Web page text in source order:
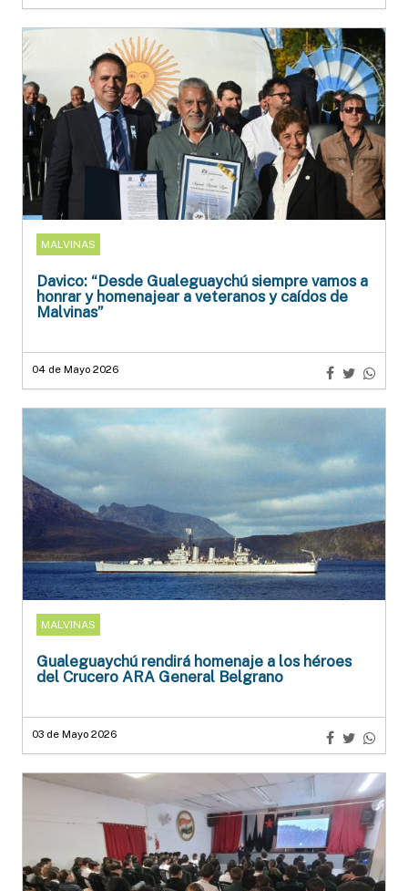
MALVINAS
Davico: “Desde Gualeguaychú siempre vamos a
honrar y homenajear a veteranos y caídos de
Malvinas”
04 de Mayo 2026
MALVINAS
Gualeguaychú rendirá homenaje a los héroes
del Crucero ARA General Belgrano
03 de Mayo 2026